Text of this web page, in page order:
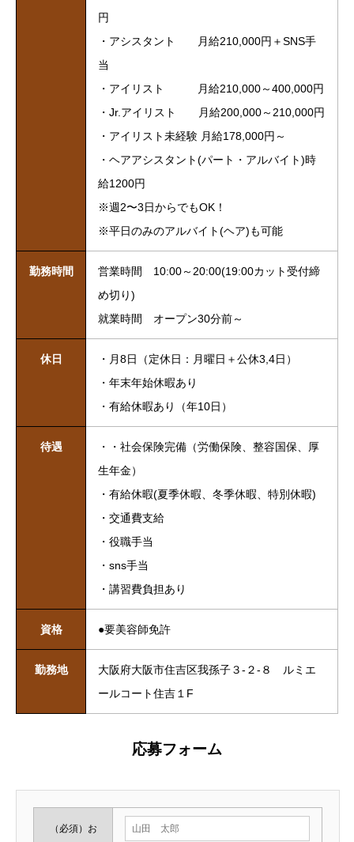
円
・アシスタント 月給210,000円＋SNS手
当
・アイリスト 月給210,000～400,000円
・Jr.アイリスト 月給200,000～210,000円
・アイリスト未経験 月給178,000円～
・ヘアアシスタント(パート・アルバイト)時
給1200円
※週2〜3日からでもOK！
※平日のみのアルバイト(ヘア)も可能
勤務時間
営業時間 10:00～20:00(19:00カット受付締
め切り)
就業時間 オープン30分前～
休日
・月8日（定休日：月曜日＋公休3,4日）
・年末年始休暇あり
・有給休暇あり（年10日）
待遇
・・社会保険完備（労働保険、整容国保、厚
生年金）
・有給休暇(夏季休暇、冬季休暇、特別休暇)
・交通費支給
・役職手当
・sns手当
・講習費負担あり
資格 ●要美容師免許
勤務地
大阪府大阪市住吉区我孫子３-２-８ ルミエ
ールコート住吉１F
応募フォーム
（必須） お